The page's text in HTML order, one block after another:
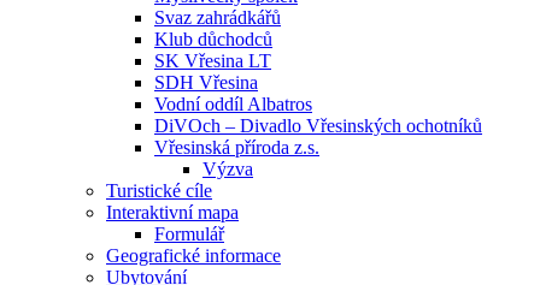
Svaz zahrádkářů
Klub důchodců
SK Vřesina LT
SDH Vřesina
Vodní oddíl Albatros
DiVOch – Divadlo Vřesinských ochotníků
Vřesinská příroda z.s.
Výzva
Turistické cíle
Interaktivní mapa
Formulář
Geografické informace
Ubytování